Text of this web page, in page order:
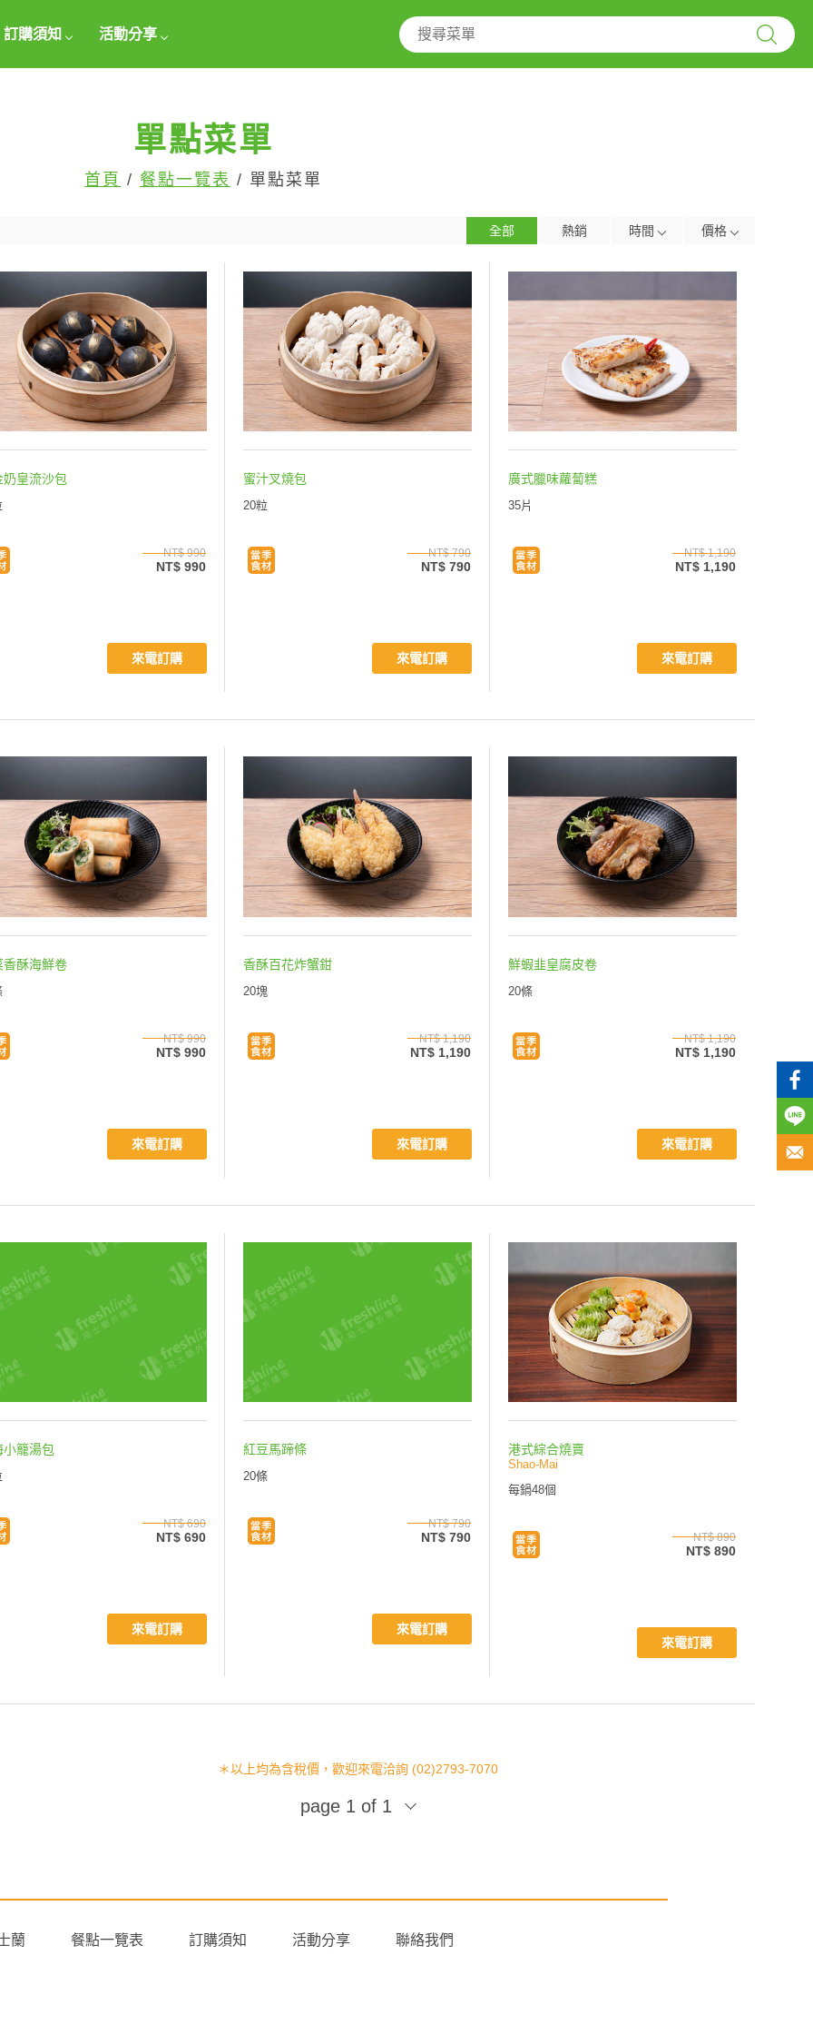
訂購須知 活動分享
單點菜單
首頁 / 餐點一覽表 / 單點菜單
全部 熱銷 時間 價格
奶皇流沙包
NT$ 990
NT$ 990
來電訂購
蜜汁叉燒包
20粒
NT$ 790
NT$ 790
來電訂購
廣式臘味蘿蔔糕
35片
NT$ 1,190
NT$ 1,190
來電訂購
香酥海鮮卷
NT$ 990
NT$ 990
來電訂購
香酥百花炸蟹鉗
20塊
NT$ 1,190
NT$ 1,190
來電訂購
鮮蝦韭皇腐皮卷
20條
NT$ 1,190
NT$ 1,190
來電訂購
小籠湯包
NT$ 690
NT$ 690
來電訂購
紅豆馬蹄條
20條
NT$ 790
NT$ 790
來電訂購
港式綜合燒賣
Shao-Mai
每鍋48個
NT$ 890
NT$ 890
來電訂購
＊以上均為含稅價，歡迎來電洽詢 (02)2793-7070
蘭 餐點一覽表 訂購須知 活動分享 聯絡我們